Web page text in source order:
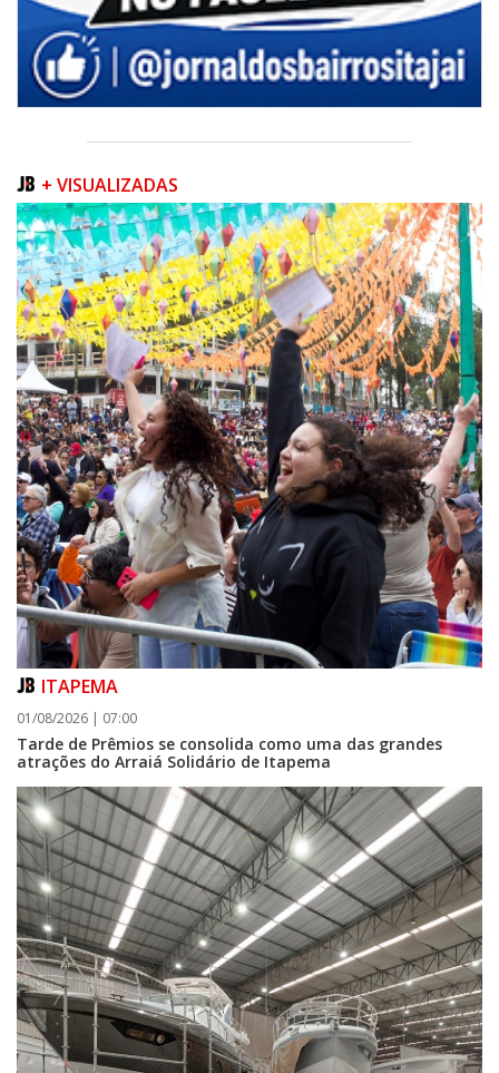
07/08/2026 | 07:00
Prefeitura de Itapema segue com credenciamento aberto para artistas e
produtores culturais
ITAPEMA
07/08/2026 | 07:00
Itapema se destaca no IDEB e conquista melhor resultado da região
+ VISUALIZADAS
ITAPEMA
01/08/2026 | 07:00
Tarde de Prêmios se consolida como uma das grandes
atrações do Arraiá Solidário de Itapema